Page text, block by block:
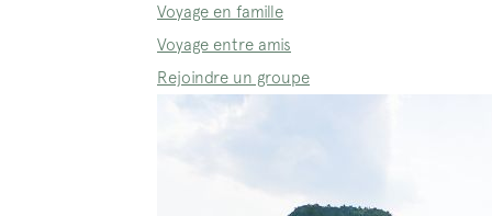
Voyage en famille
Voyage entre amis
Rejoindre un groupe